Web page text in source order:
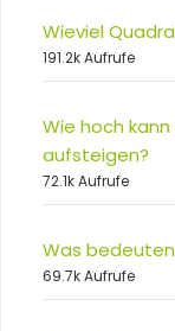
Wieviel
191.2k Aufrufe
Wie hoch
aufsteigen?
72.1k Aufrufe
Was
69.7k Aufrufe